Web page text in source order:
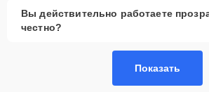
Вы действительно работаете
честно?
Показать